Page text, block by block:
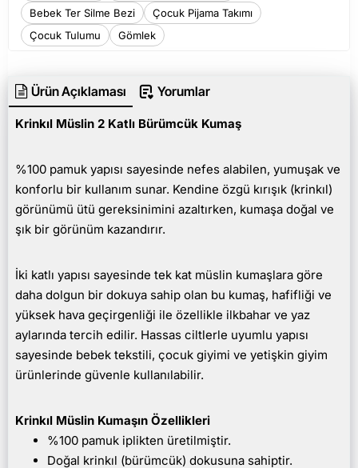
Bebek Ter Silme Bezi
Çocuk Pijama Takımı
Çocuk Tulumu
Gömlek
Ürün Açıklaması Yorumlar
Krinkıl Müslin 2 Katlı Bürümcük Kumaş
%100 pamuk yapısı sayesinde nefes alabilen, yumuşak ve
konforlu bir kullanım sunar. Kendine özgü kırışık (krinkıl)
görünümü ütü gereksinimini azaltırken, kumaşa doğal ve
şık bir görünüm kazandırır.
İki katlı yapısı sayesinde tek kat müslin kumaşlara göre
daha dolgun bir dokuya sahip olan bu kumaş, hafifliği ve
yüksek hava geçirgenliği ile özellikle ilkbahar ve yaz
aylarında tercih edilir. Hassas ciltlerle uyumlu yapısı
sayesinde bebek tekstili, çocuk giyimi ve yetişkin giyim
ürünlerinde güvenle kullanılabilir.
Krinkıl Müslin Kumaşın Özellikleri
%100 pamuk iplikten üretilmiştir.
Doğal krinkıl (bürümcük) dokusuna sahiptir.